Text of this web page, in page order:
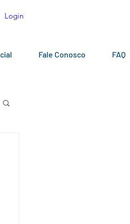
Login
Fale Conosco FAQ